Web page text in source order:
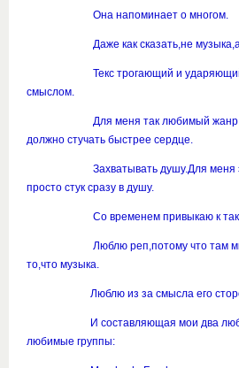
Она напоминает о многом.
Даже как сказать,не музыка,а
Текс трогающий и ударяющий
смыслом.
Для меня так любимый жанр —
должно стучать быстрее сердце.
Захватывать душу.Для меня это
просто стук сразу в душу.
Со временем привыкаю к
Люблю реп,потому что там
то,что музыка.
Люблю из за смысла его
И составляющая мои два
любимые группы: